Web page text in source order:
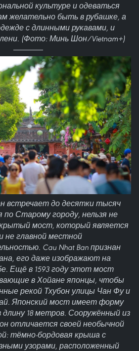
культуре и одеваться
желательно быть в рубашке, а
с длинными рукавами, и
(Фото: Минь Шон/Vietnam+)
встречает до десятки тысяч
по Старому городу, нельзя не
мост, который является
не главной местной
Cau Nhat Ban признан
его даже изображают на
Ещё в 1593 году этот мост
в Хойане японцы, чтобы
рекой Тхубон улицы Чан Фу и
Японский мост имеет форму
18 метров. Сооружённый из
отличается своей необычной
тёмно-бордовая крыша с
узорами, расположенный